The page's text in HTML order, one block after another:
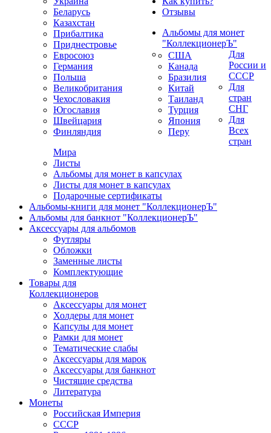
Беларусь
Казахстан
Прибалтика
Приднестровье
Евросоюз
Германия
Польша
Великобритания
Чехословакия
Югославия
Швейцария
Финляндия
США
Канада
Бразилия
Китай
Таиланд
Турция
Япония
Перу
Отзывы
Альбомы для монет
"КоллекционерЪ"
Для
России и
СССР
Для
стран
СНГ
Для
Всех
стран
Мира
Листы
Альбомы для монет в капсулах
Листы для монет в капсулах
Подарочные сертификаты
Альбомы-книги для монет "КоллекционерЪ"
Альбомы для банкнот "КоллекционерЪ"
Аксессуары для альбомов
Футляры
Обложки
Заменные листы
Комплектующие
Товары для
Коллекционеров
Аксессуары для монет
Холдеры для монет
Капсулы для монет
Рамки для монет
Тематические слабы
Аксессуары для марок
Аксессуары для банкнот
Чистящие средства
Литература
Монеты
Российская Империя
СССР